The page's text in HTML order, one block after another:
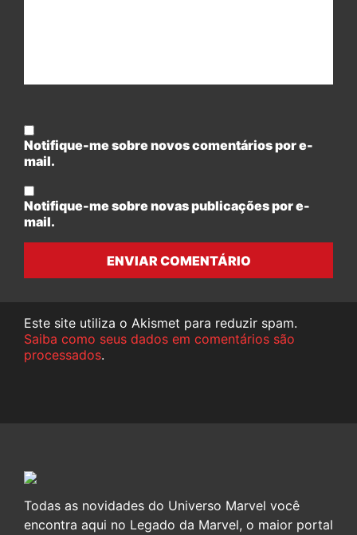
Notifique-me sobre novos comentários por e-
mail.
Notifique-me sobre novas publicações por e-
mail.
ENVIAR COMENTÁRIO
Este site utiliza o Akismet para reduzir spam.
Saiba como seus dados em comentários são
processados.
Todas as novidades do Universo Marvel você
encontra aqui no Legado da Marvel, o maior portal